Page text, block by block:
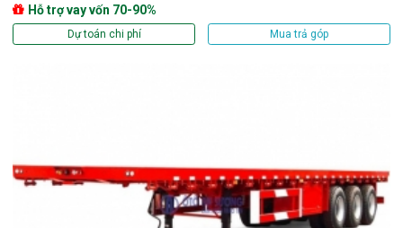
Hỗ trợ vay vốn 70-90%
Dự toán chi phí Mua trả góp